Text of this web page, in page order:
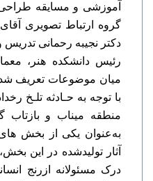
آﻣﻮزشی و مسایقه
گروه ارتباط تصویری
دکتر نجیبه رﺣﻤﺎنی
رئیس دانشکده هنر،
ﻣﯿﺎن ﻣﻮﺿﻮﻋﺎت ﺗﻌﺮیف
ﺑﺎ ﺗﻮﺟﻪ ﺑﻪ ﺣـﺎدﺛﻪ ﺗﻠـﺦ
ﻣﻨﻄﻘﻪ ﻣﯿﻨﺎب و
ﺑﻪﻋﻨﻮان یکی از ﺑﺨﺶ
آﺛﺎر ﺗﻮﻟﯿﺪﺷﺪه در این
درک ﻣﺴﺌﻮﻻﻧﻪ ازرﻧﺞ